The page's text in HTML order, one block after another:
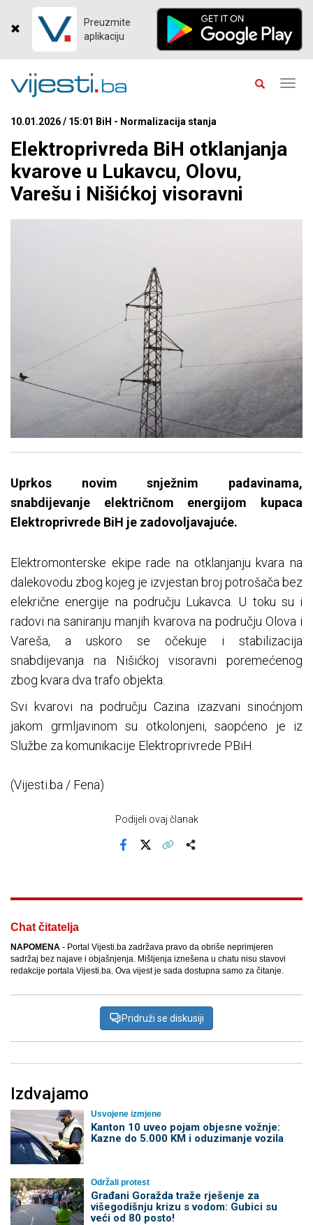
Preuzmite
aplikaciju
10.01.2026 / 15:01 BiH - Normalizacija stanja
Elektroprivreda BiH otklanjanja
kvarove u Lukavcu, Olovu,
Varešu i Nišićkoj visoravni
Uprkos novim snježnim padavinama,
snabdijevanje električnom energijom kupaca
Elektroprivrede BiH je zadovoljavajuće.
Elektromonterske ekipe rade na otklanjanju kvara na
dalekovodu zbog kojeg je izvjestan broj potrošača bez
elekrične energije na području Lukavca. U toku su i
radovi na saniranju manjih kvarova na području Olova i
Vareša, a uskoro se očekuje i stabilizacija
snabdijevanja na Nišićkoj visoravni poremećenog
zbog kvara dva trafo objekta.
Svi kvarovi na području Cazina izazvani sinoćnjom
jakom grmljavinom su otkolonjeni, saopćeno je iz
Službe za komunikacije Elektroprivrede PBiH.
(Vijesti.ba / Fena)
Podijeli ovaj članak
Chat čitatelja
NAPOMENA - Portal Vijesti.ba zadržava pravo da obriše neprimjeren
sadržaj bez najave i objašnjenja. Mišljenja iznešena u chatu nisu stavovi
redakcije portala Vijesti.ba. Ova vijest je sada dostupna samo za čitanje.
Pridruži se diskusiji
Izdvajamo
Usvojene izmjene
Kanton 10 uveo pojam objesne vožnje:
Kazne do 5.000 KM i oduzimanje vozila
Održali protest
Građani Goražda traže rješenje za
višegodišnju krizu s vodom: Gubici su
veći od 80 posto!